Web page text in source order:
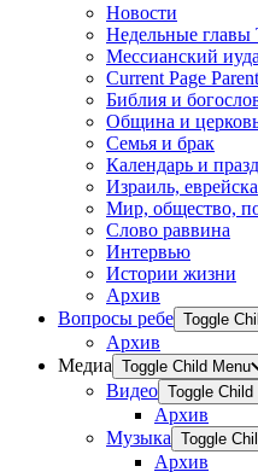
Новости
Недельные главы
Мессианский
Current Page Parent
Библия и
Община и
Семья и брак
Календарь и
Израиль,
Мир, общество,
Слово раввина
Интервью
Истории жизни
Архив
Вопросы ребе Toggle
Архив
Медиа Toggle Child Menu
Видео Toggle Child
Архив
Музыка Toggle
Архив